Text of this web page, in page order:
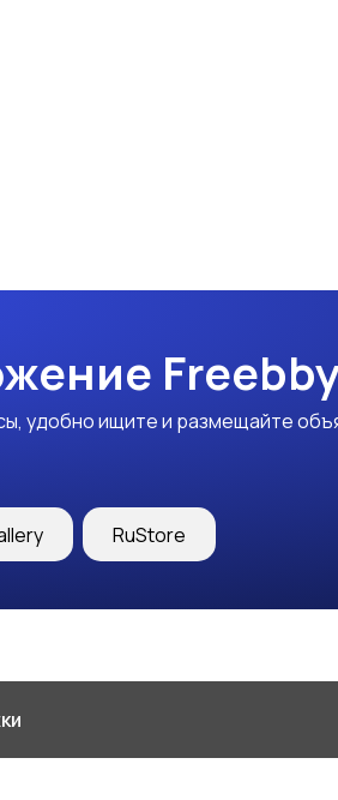
удобно ищите и размещайте
RuStore